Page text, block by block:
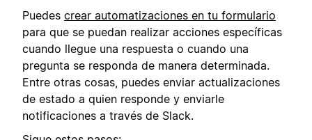
Puedes crear automatizaciones en tu formulario
para que se puedan realizar acciones específicas
cuando llegue una respuesta o cuando una
pregunta se responda de manera determinada.
Entre otras cosas, puedes enviar actualizaciones
de estado a quien responde y enviarle
notificaciones a través de Slack.